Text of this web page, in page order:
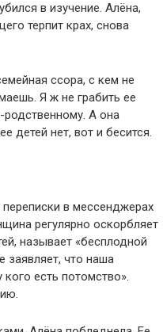
в изучение. Алёна,
терпит крах, снова
ссора, с кем не
Я ж не грабить ее
родственному. А она
детей нет, вот и бесится.
в мессенджерах
регулярно оскорбляет
называет «бесплодной
заявляет, что наша
есть потомство».